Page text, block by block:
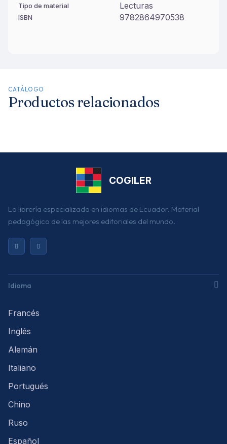
Tipo de material Lecturas
ISBN 9782864970538
CATÁLOGO
Productos relacionados
COGILER
La librería especializada en idiomas de Ecuador. Material
pedagógico de las mejores editoriales del mundo.
Idioma
Francés
Inglés
Alemán
Italiano
Portugués
Chino
Ruso
Español